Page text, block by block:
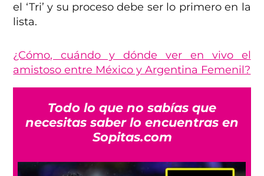
el ‘Tri’ y su proceso debe ser lo primero en la
lista.
¿Cómo, cuándo y dónde ver en vivo el
amistoso entre México y Argentina Femenil?
Todo lo que no sabías que
necesitas saber lo encuentras en
Sopitas.com